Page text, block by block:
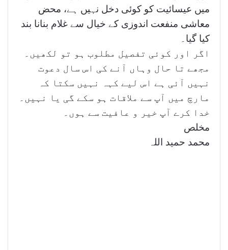
میں عیسائیت کو کوئی دخل نہیں ہے، محض
معاشی منفعت اندوزی کے خیال سے غلام بنانا بند
کیا گیا۔
اگر اور کوئی تفصیل مطلوب ہو تو لکھیں۔
مجھے تا حال وہاں آنے کی اس سال دعوت
نہیں آئی ہے اس لیے کہہ نہیں سکتا کہ
مارچ میں آپ سے ملاقات ہو سکے گی یا نہیں۔
خدا کرے آپ خیر و عافیت سے ہوں۔
مخلص
محمد حمید اللہ